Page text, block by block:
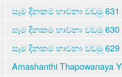
සෑම දිනකම භාවනා වඩමු 631 -
සෑම දිනකම භාවනා වඩමු 630 -
සෑම දිනකම භාවනා වඩමු 629 -
Amashanthi Thapowanaya